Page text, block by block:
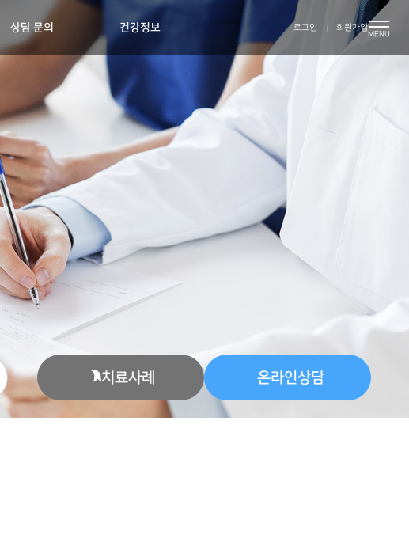
상담 문의 건강정보 로그인 회원가입
MENU
치료사례 온라인상담